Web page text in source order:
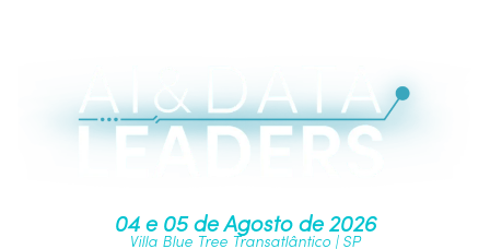
04 e 05 de Agosto de 2026
Villa Blue Tree Transatlântico | SP